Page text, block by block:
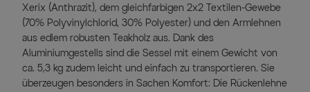
Xerix (Anthrazit), dem gleichfarbigen 2x2 Textilen-Gewebe
(70% Polyvinylchlorid, 30% Polyester) und den Armlehnen
aus edlem robusten Teakholz aus. Dank des
Aluminiumgestells sind die Sessel mit einem Gewicht von
ca. 5,3 kg zudem leicht und einfach zu transportieren. Sie
überzeugen besonders in Sachen Komfort: Die Rückenlehne